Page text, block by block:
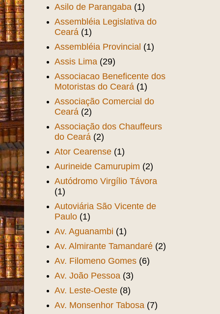
Asilo de Parangaba (1)
Assembléia Legislativa do
Ceará (1)
Assembléia Provincial (1)
Assis Lima (29)
Associacao Beneficente dos
Motoristas do Ceará (1)
Associação Comercial do
Ceará (2)
Associação dos Chauffeurs
do Ceará (2)
Ator Cearense (1)
Aurineide Camurupim (2)
Autódromo Virgílio Távora
(1)
Autoviária São Vicente de
Paulo (1)
Av. Aguanambi (1)
Av. Almirante Tamandaré (2)
Av. Filomeno Gomes (6)
Av. João Pessoa (3)
Av. Leste-Oeste (8)
Av. Monsenhor Tabosa (7)